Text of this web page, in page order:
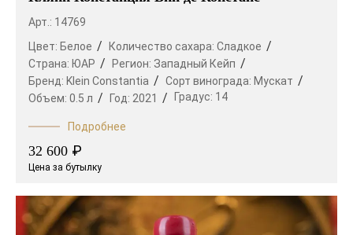
Арт.: 14769
Цвет: Белое Количество сахара: Сладкое
Страна: ЮАР Регион: Западный Кейп
Бренд: Klein Constantia Сорт винограда: Мускат
Объем: 0.5 л Год: 2021 Градус: 14
Подробнее
32 600 ₽
Цена за бутылку